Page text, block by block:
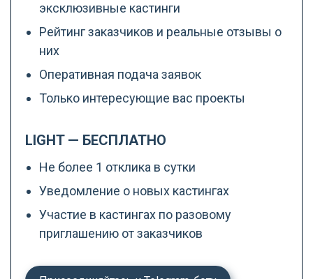
эксклюзивные кастинги
Рейтинг заказчиков и реальные отзывы о
них
Оперативная подача заявок
Только интересующие вас проекты
LIGHT — БЕСПЛАТНО
Не более 1 отклика в сутки
Уведомление о новых кастингах
Участие в кастингах по разовому
приглашению от заказчиков